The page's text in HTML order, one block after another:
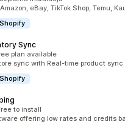
recenzji: 29
eBay, TikTok Shop, Temu,
Sync
recenzji: 69
plan available
sync with Real-time product sync
recenzji: 124
to install
offering low rates and credits